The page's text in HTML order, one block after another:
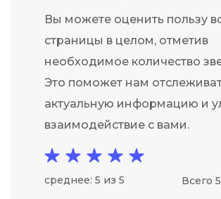
Вы можете оценить пользу
страницы в целом, отметив
необходимое количество
Это поможет нам
актуальную информацию и
взаимодействие с вами.
среднее: 5 из 5 Всего